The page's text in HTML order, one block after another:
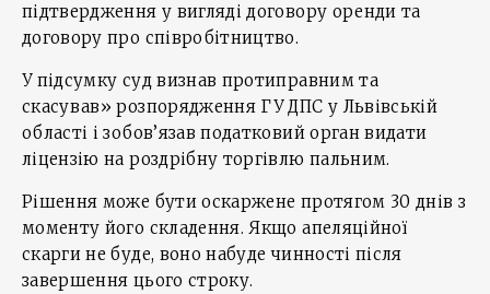
підтвердження у вигляді договору оренди та
договору про співробітництво.
У підсумку суд визнав протиправним та
скасував» розпорядження ГУ ДПС у Львівській
області і зобов’язав податковий орган видати
ліцензію на роздрібну торгівлю пальним.
Рішення може бути оскаржене протягом 30 днів з
моменту його складення. Якщо апеляційної
скарги не буде, воно набуде чинності після
завершення цього строку.